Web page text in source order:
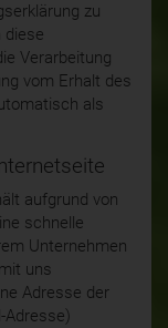
zu
diese
Verarbeitung
vom Erhalt des
als
aufgrund von
schnelle
Unternehmen
uns
Adresse der
Adresse)